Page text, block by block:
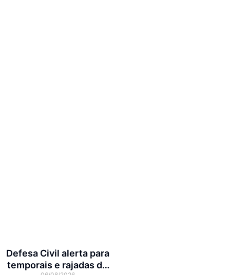
Defesa Civil alerta para
temporais e rajadas de